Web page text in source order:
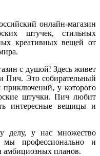
онлайн-магазин
штучек, стильных
креативных вещей от
с душой! Здесь живет
Пич. Это собирательный
приключений, у которого
штучки. Пич любит
интересные вещицы и
делу, у нас множество
профессионально и
амбициозных планов.